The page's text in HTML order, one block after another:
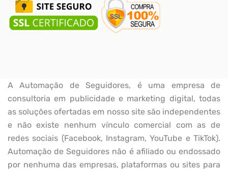
A Automação de Seguidores, é uma empresa de
consultoria em publicidade e marketing digital, todas
as soluções ofertadas em nosso site são independentes
e não existe nenhum vínculo comercial com as de
redes sociais (Facebook, Instagram, YouTube e TikTok).
Automação de Seguidores não é afiliado ou endossado
por nenhuma das empresas, plataformas ou sites para